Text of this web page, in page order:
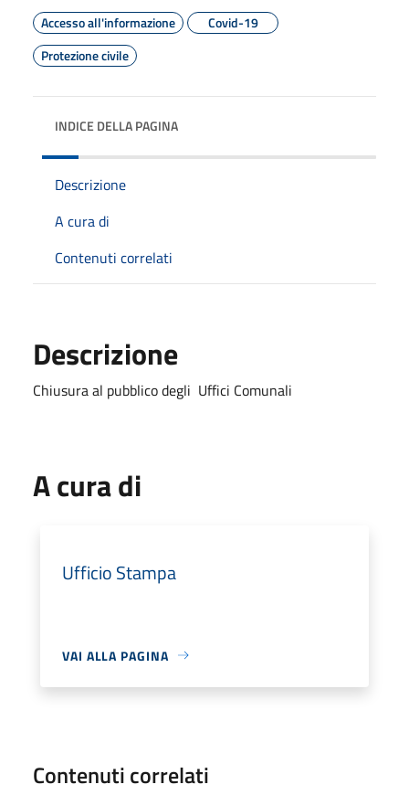
Accesso all'informazione
Covid-19
Protezione civile
INDICE DELLA PAGINA
Descrizione
A cura di
Contenuti correlati
Descrizione
Chiusura al pubblico degli Uffici Comunali
A cura di
Ufficio Stampa
VAI ALLA PAGINA
Contenuti correlati